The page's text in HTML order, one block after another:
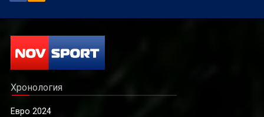
Хронология
Евро 2024